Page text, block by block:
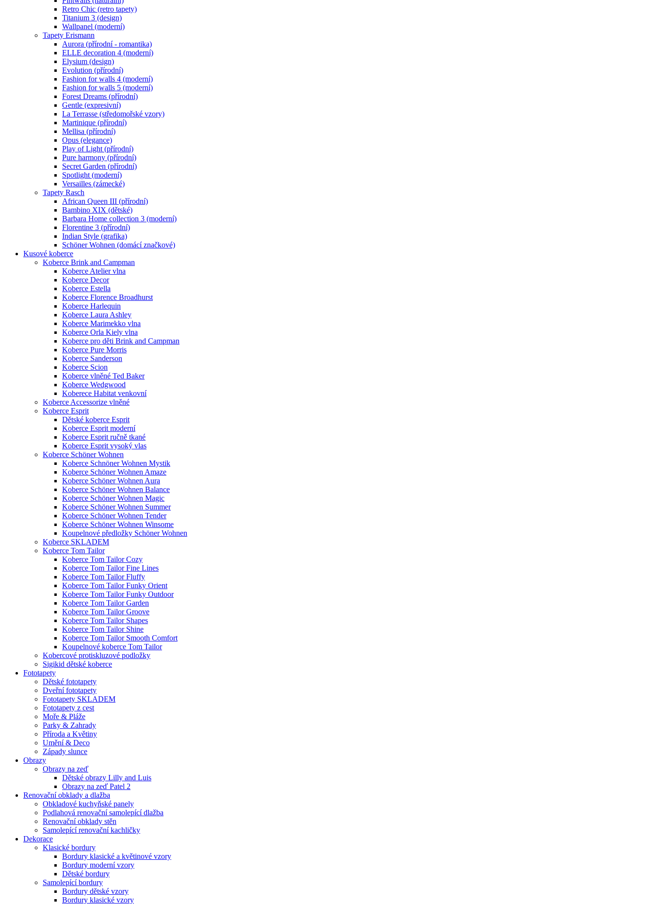
Retro Chic (retro tapety)
Titanium 3 (design)
Wallpanel (moderní)
Tapety Erismann
Aurora (přírodní - romantika)
ELLE decoration 4 (moderní)
Elysium (design)
Evolution (přírodní)
Fashion for walls 4 (moderní)
Fashion for walls 5 (moderní)
Forest Dreams (přírodní)
Gentle (expresivní)
La Terrasse (středomořské vzory)
Martinique (přírodní)
Mellisa (přírodní)
Opus (elegance)
Play of Light (přírodní)
Pure harmony (přírodní)
Secret Garden (přírodní)
Spotlight (moderní)
Versailles (zámecké)
Tapety Rasch
African Queen III (přírodní)
Bambino XIX (dětské)
Barbara Home collection 3 (moderní)
Florentine 3 (přírodní)
Indian Style (grafika)
Schöner Wohnen (domácí značkové)
Kusové koberce
Koberce Brink and Campman
Koberce Atelier vlna
Koberce Decor
Koberce Estella
Koberce Florence Broadhurst
Koberce Harlequin
Koberce Laura Ashley
Koberce Marimekko vlna
Koberce Orla Kiely vlna
Koberce pro děti Brink and Campman
Koberce Pure Morris
Koberce Sanderson
Koberce Scion
Koberce vlněné Ted Baker
Koberce Wedgwood
Koberece Habitat venkovní
Koberce Accessorize vlněné
Koberce Esprit
Dětské koberce Esprit
Koberce Esprit moderní
Koberce Esprit ručně tkané
Koberce Esprit vysoký vlas
Koberce Schöner Wohnen
Koberce Schnöner Wohnen Mystik
Koberce Schöner Wohnen Amaze
Koberce Schöner Wohnen Aura
Koberce Schöner Wohnen Balance
Koberce Schöner Wohnen Magic
Koberce Schöner Wohnen Summer
Koberce Schöner Wohnen Tender
Koberce Schöner Wohnen Winsome
Koupelnové předložky Schöner Wohnen
Koberce SKLADEM
Koberce Tom Tailor
Koberce Tom Tailor Cozy
Koberce Tom Tailor Fine Lines
Koberce Tom Tailor Fluffy
Koberce Tom Tailor Funky Orient
Koberce Tom Tailor Funky Outdoor
Koberce Tom Tailor Garden
Koberce Tom Tailor Groove
Koberce Tom Tailor Shapes
Koberce Tom Tailor Shine
Koberce Tom Tailor Smooth Comfort
Koupelnové koberce Tom Tailor
Kobercové protiskluzové podložky
Sigikid dětské koberce
Fototapety
Dětské fototapety
Dveřní fototapety
Fototapety SKLADEM
Fototapety z cest
Moře & Pláže
Parky & Zahrady
Příroda a Květiny
Umění & Deco
Západy slunce
Obrazy
Obrazy na zeď
Dětské obrazy Lilly and Luis
Obrazy na zeď Patel 2
Renovační obklady a dlažba
Obkladové kuchyňské panely
Podlahová renovační samolepící dlažba
Renovační obklady stěn
Samolepící renovační kachličky
Dekorace
Klasické bordury
Bordury klasické a květinové vzory
Bordury moderní vzory
Dětské bordury
Samolepící bordury
Bordury dětské vzory
Bordury klasické vzory